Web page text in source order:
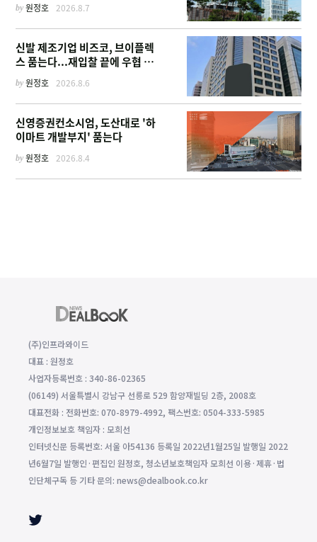
by원정호 2026.8.7
신발 제조기업 비즈코, 브이플렉
스 품는다...재입찰 끝에 우협 선
정
by원정호 2026.8.6
신영증권컨소시엄, 도산대로 '하
이마트 개발부지' 품는다
by원정호 2026.8.4
(주)인프라와이드
대표 : 원정호
사업자등록번호 : 340-86-02365
(06149) 서울특별시 강남구 선릉로 529 함양재빌딩 2층, 2008호
대표전화 : 전화번호: 070-8979-4992, 팩스번호: 0504-333-5985
개인정보보호 책임자 : 모희선
인터넷신문 등록번호: 서울 아54136 등록일 2022년1월25일 발행일 2022
년6월7일 발행인·편집인 원정호, 청소년보호책임자 모희선 이용·제휴·법
인단체구독 등 기타 문의: news@dealbook.co.kr